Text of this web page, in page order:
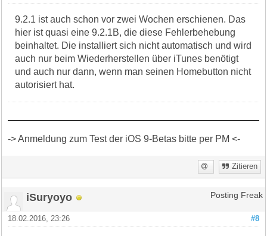
9.2.1 ist auch schon vor zwei Wochen erschienen. Das
hier ist quasi eine 9.2.1B, die diese Fehlerbehebung
beinhaltet. Die installiert sich nicht automatisch und wird
auch nur beim Wiederherstellen über iTunes benötigt
und auch nur dann, wenn man seinen Homebutton nicht
autorisiert hat.
-> Anmeldung zum Test der iOS 9-Betas bitte per PM <-
Zitieren
iSuryoyo Posting Freak
#8
18.02.2016, 23:26